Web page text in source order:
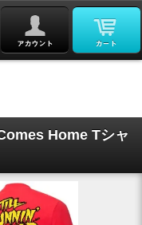
Home Tシャ